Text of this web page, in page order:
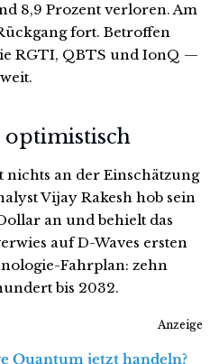
8,9 Prozent verloren. Am
fort. Betroffen
RGTI, QBTS und IonQ —
nichts an der Einschätzung
Vijay Rakesh hob sein
an und behielt das
auf D-Waves ersten
Fahrplan: zehn
bis 2032.
Anzeige
Quantum jetzt handeln?